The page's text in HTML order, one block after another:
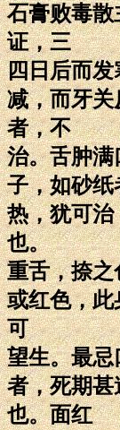
石膏败毒
证，三
四日后而
减，而牙
者，不
治。舌肿
子，如砂
热，犹可治
也。
重舌，捺
或红色，
可
望生。最
者，死期
也。面红